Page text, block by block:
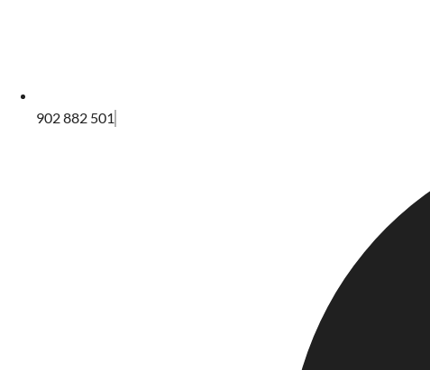
902 882 501